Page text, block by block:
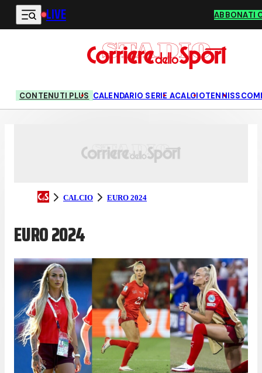
Vai al contenuto principale
LIVE ABBONATI
CONTENUTI PLUS CALENDARIO SERIE ACALCIOTENNIS
CALCIO EURO 2024
EURO 2024